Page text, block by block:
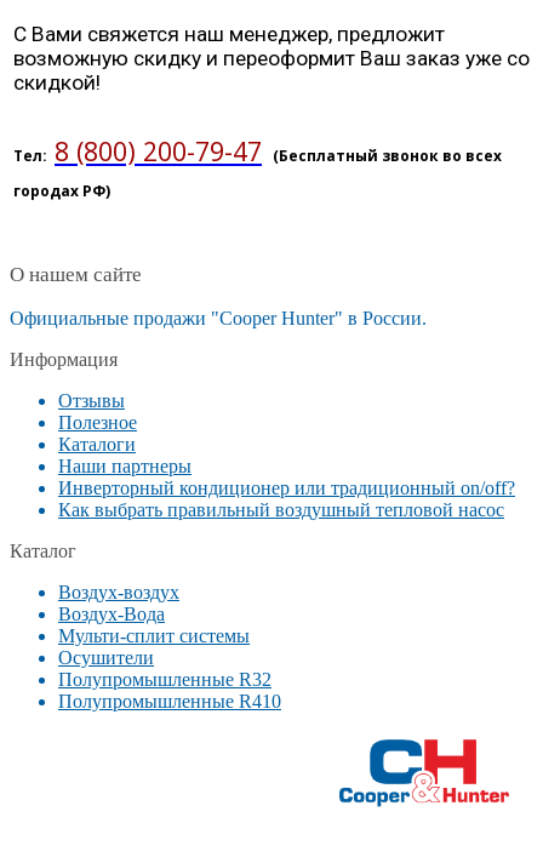
С Вами свяжется наш менеджер, предложит
возможную скидку и переоформит Ваш заказ уже со
скидкой!
Тел: 8 (800) 200-79-47
(Бесплатный звонок во всех
городах РФ)
О нашем сайте
Официальные продажи "Cooper Hunter" в России.
Информация
Отзывы
Полезное
Каталоги
Наши партнеры
Инверторный кондиционер или традиционный on/off?
Как выбрать правильный воздушный тепловой насос
Каталог
Воздух-воздух
Воздух-Вода
Мульти-сплит системы
Осушители
Полупромышленные R32
Полупромышленные R410